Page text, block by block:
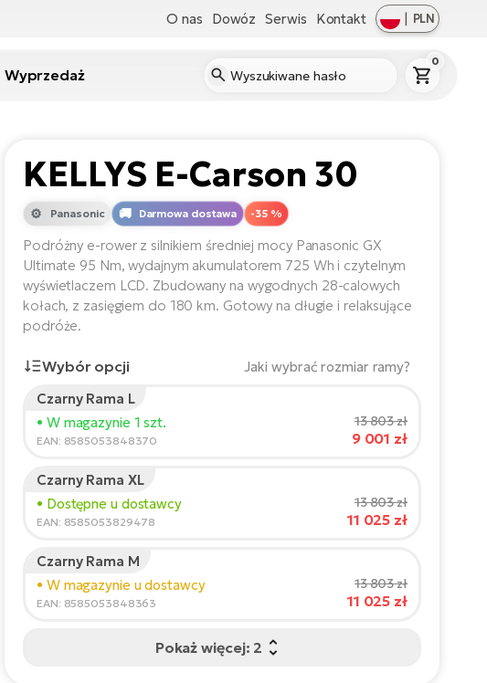
O nas Dowóz Serwis Kontakt | PLN
Wyprzedaż
0
KELLYS E-Carson 30
-35 %
Panasonic Darmowa dostawa
Podróżny e-rower z silnikiem średniej mocy Panasonic GX
Ultimate 95 Nm, wydajnym akumulatorem 725 Wh i czytelnym
wyświetlaczem LCD. Zbudowany na wygodnych 28-calowych
kołach, z zasięgiem do 180 km. Gotowy na długie i relaksujące
podróże.
Wybór opcji Jaki wybrać rozmiar ramy?
Wzrost rowerzysty:
150 210
Zalecany rozmiar
*Podane wartości są orientacyjne.
Czarny Rama L
• W magazynie 1 szt.
EAN: 8585053848370
13 803 zł
9 001 zł
Czarny Rama XL
• Dostępne u dostawcy
EAN: 8585053829478
13 803 zł
11 025 zł
Czarny Rama M
• W magazynie u dostawcy
EAN: 8585053848363
13 803 zł
11 025 zł
Pokaż więcej: 2